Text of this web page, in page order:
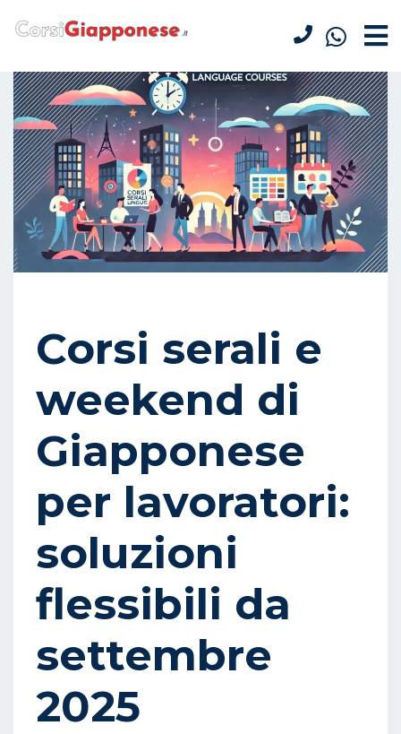
Corsi serali e
weekend di
Giapponese
per lavoratori:
soluzioni
flessibili da
settembre
2025